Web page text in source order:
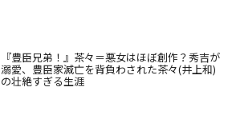
『豊臣兄弟！』茶々＝悪女はほぼ創作？秀吉が
溺愛、豊臣家滅亡を背負わされた茶々(井上和)
の壮絶すぎる生涯